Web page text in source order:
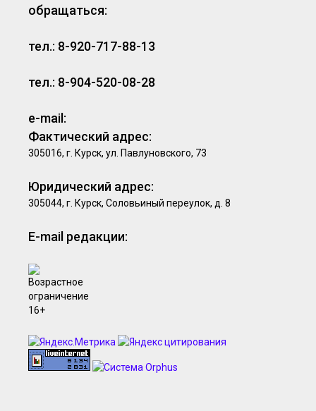
обращаться:
тел.: 8-920-717-88-13
тел.: 8-904-520-08-28
e-mail:
Фактический адрес:
305016, г. Курск, ул. Павлуновского, 73
Юридический адрес:
305044, г. Курск, Соловьиный переулок, д. 8
E-mail редакции: